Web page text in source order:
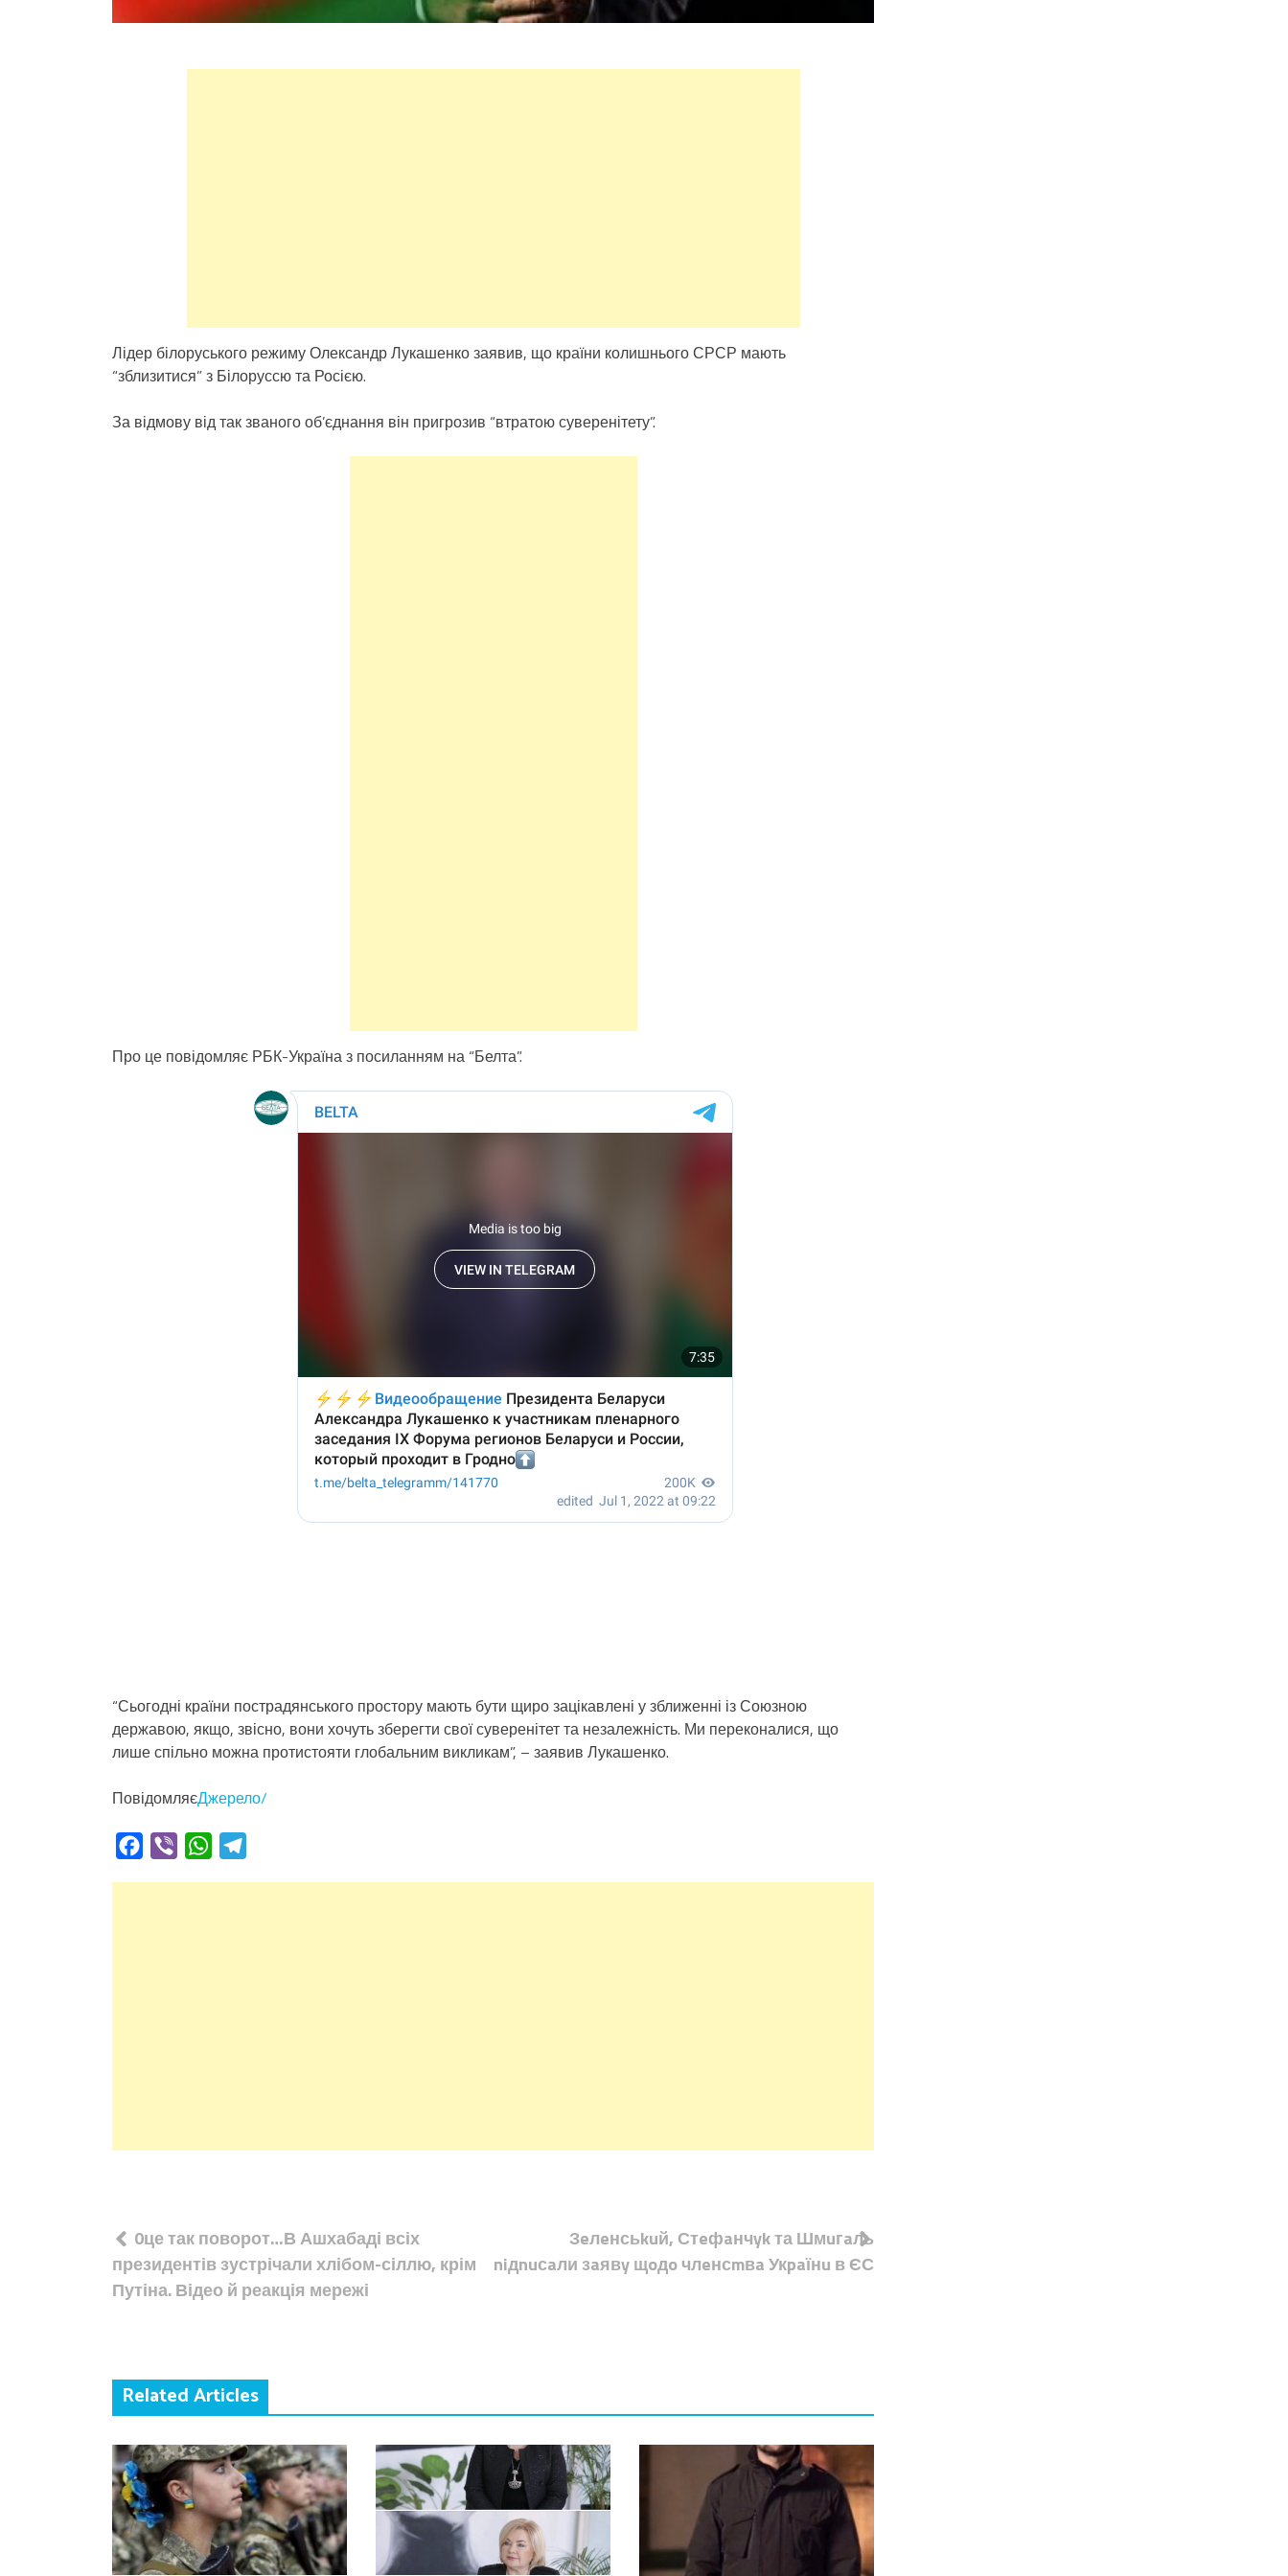
Лідер білоруського режиму Олександр Лукашенко заявив, що країни колишнього СРСР мають
“зблизитися” з Білоруссю та Росією.
За відмову від так званого об’єднання він пригрозив “втратою суверенітету”.
Про це повідомляє РБК-Україна з посиланням на “Белта”.
“Сьогодні країни пострадянського простору мають бути щиро зацікавлені у зближенні із Союзною
державою, якщо, звісно, вони хочуть зберегти свої суверенітет та незалежність. Ми переконалися, що
лише спільно можна протистояти глобальним викликам”, – заявив Лукашенко.
ПовідомляєДжерело/
Facebook
Viber WhatsApp
Навігація
записів
0це так поворот…В Ашхабаді всіх
президентів зустрічали хлібом-сіллю, крім
Путіна. Відео й реакція мережі
Зeлeнсьkuй, Стeфaнчyk та Шмuгaль
niдnuсaли зaявy щoдo члeнсmвa Укpaїнu в ЄС
Related Articles